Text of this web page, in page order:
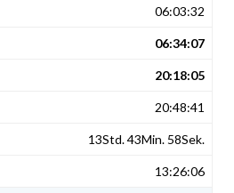
06:03:32
06:34:07
20:18:05
20:48:41
13Std. 43Min. 58Sek.
13:26:06